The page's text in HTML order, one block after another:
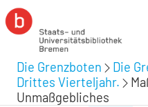
Die Grenzboten Die
Drittes Vierteljahr.
Unmaßgebliches